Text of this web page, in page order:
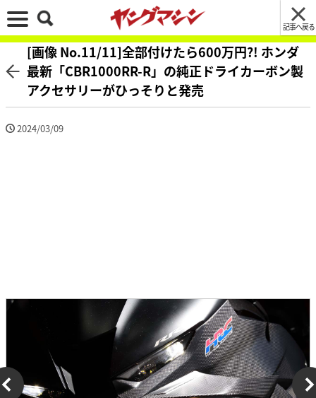
記事へ戻る
[画像 No.11/11]全部付けたら600万円?! ホンダ
最新「CBR1000RR-R」の純正ドライカーボン製
アクセサリーがひっそりと発売
2024/03/09